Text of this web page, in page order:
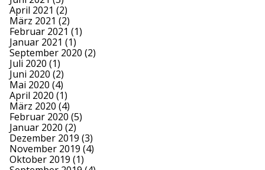
April 2021 (2)
März 2021 (2)
Februar 2021 (1)
Januar 2021 (1)
September 2020 (2)
Juli 2020 (1)
Juni 2020 (2)
Mai 2020 (4)
April 2020 (1)
März 2020 (4)
Februar 2020 (5)
Januar 2020 (2)
Dezember 2019 (3)
November 2019 (4)
Oktober 2019 (1)